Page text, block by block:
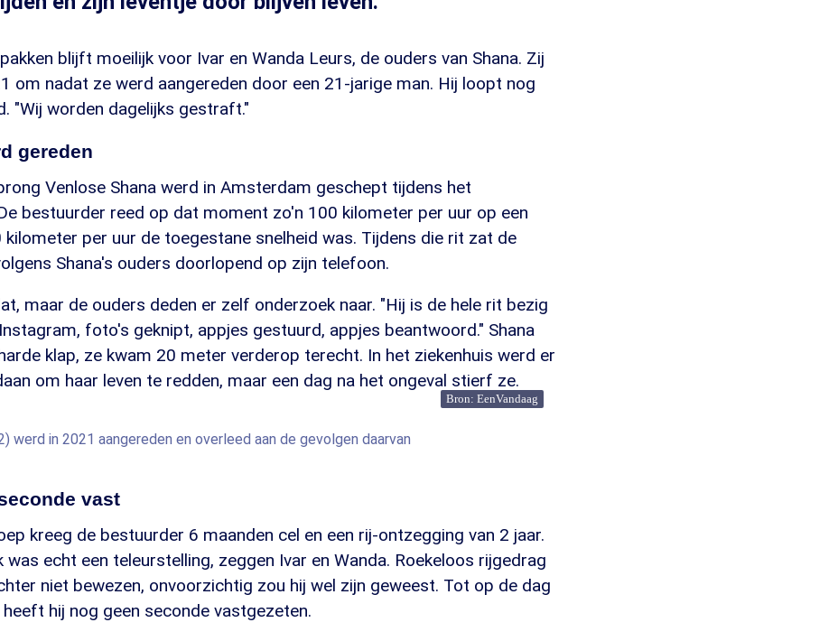
blijft moeilijk voor Ivar en Wanda Leurs, de ouders van Shana. Zij
om nadat ze werd aangereden door een 21-jarige man. Hij loopt nog
"Wij worden dagelijks gestraft."
gereden
Venlose Shana werd in Amsterdam geschept tijdens het
bestuurder reed op dat moment zo'n 100 kilometer per uur op een
kilometer per uur de toegestane snelheid was. Tijdens die rit zat de
Shana's ouders doorlopend op zijn telefoon.
maar de ouders deden er zelf onderzoek naar. "Hij is de hele rit bezig
foto's geknipt, appjes gestuurd, appjes beantwoord." Shana
klap, ze kwam 20 meter verderop terecht. In het ziekenhuis werd er
om haar leven te redden, maar een dag na het ongeval stierf ze.
Bron: EenVandaag
werd in 2021 aangereden en overleed aan de gevolgen daarvan
vast
kreeg de bestuurder 6 maanden cel en een rij-ontzegging van 2 jaar.
was echt een teleurstelling, zeggen Ivar en Wanda. Roekeloos rijgedrag
niet bewezen, onvoorzichtig zou hij wel zijn geweest. Tot op de dag
heeft hij nog geen seconde vastgezeten.